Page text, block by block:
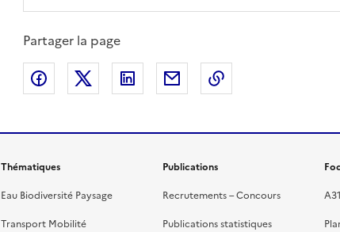
Partager la page
Partager sur Facebook
Partager sur XPartager sur LinkedIn
Partager par email
Thématiques
Eau Biodiversité Paysage
Transport Mobilité
Publications
Recrutements – Concours
Publications statistiques